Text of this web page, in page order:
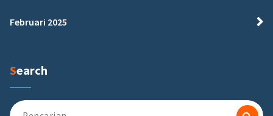
Februari 2025
Search
Pencarian